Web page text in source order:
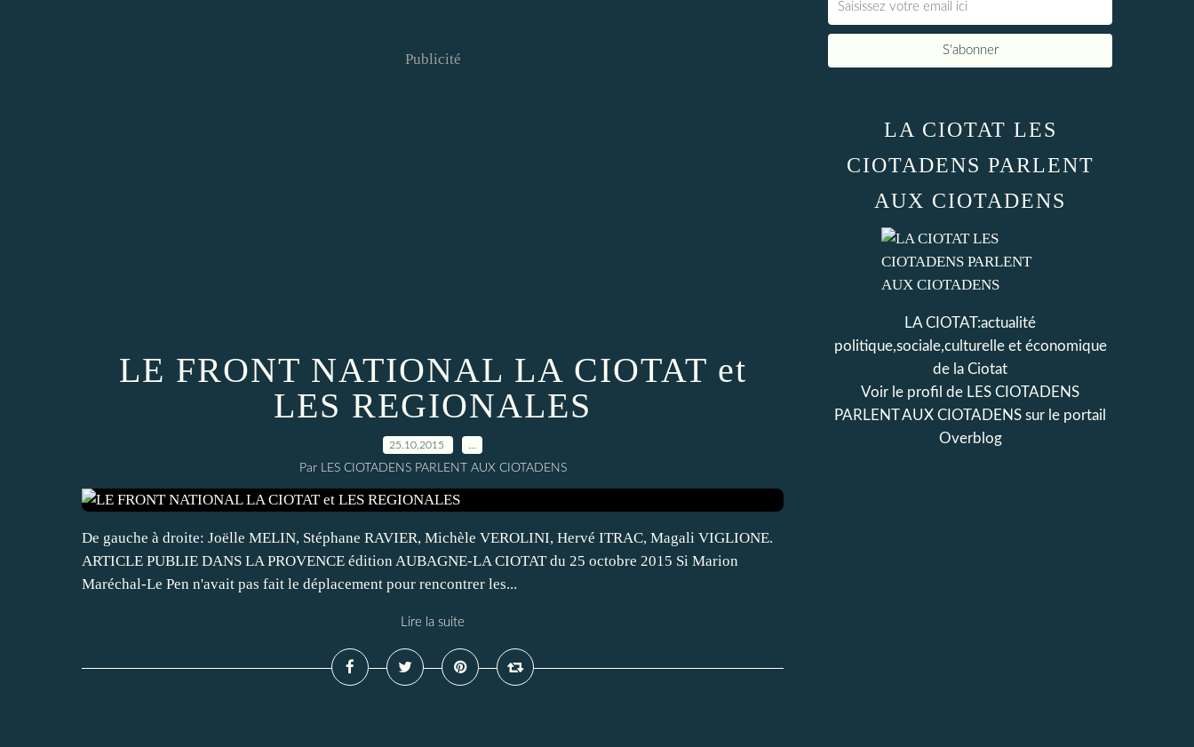
Publicité
LE FRONT NATIONAL LA CIOTAT et
LES REGIONALES
25.10.2015
Par LES CIOTADENS PARLENT AUX CIOTADENS
De gauche à droite: Joëlle MELIN, Stéphane RAVIER, Michèle VEROLINI, Hervé ITRAC, Magali VIGLIONE.
ARTICLE PUBLIE DANS LA PROVENCE édition AUBAGNE-LA CIOTAT du 25 octobre 2015 Si Marion
Maréchal-Le Pen n'avait pas fait le déplacement pour rencontrer les...
Lire la suite
LA CIOTAT LES
CIOTADENS PARLENT
AUX CIOTADENS
LA CIOTAT:actualité
politique,sociale,culturelle et économique
de la Ciotat
Voir le profil de LES CIOTADENS
PARLENT AUX CIOTADENS sur le portail
Overblog